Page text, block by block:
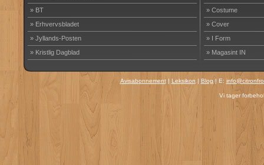
» BT
» Erhvervsbladet
» Jyllands-Posten
» Kristlig Dagblad
» Costume
» Cover
» I Form
» Magasint IN
Avisabonnement| Leksikon | Blog | E:
Vi tager